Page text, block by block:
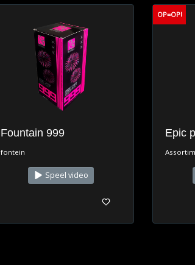
Fountain 999
fontein
Speel video
OP=OP!
Epic